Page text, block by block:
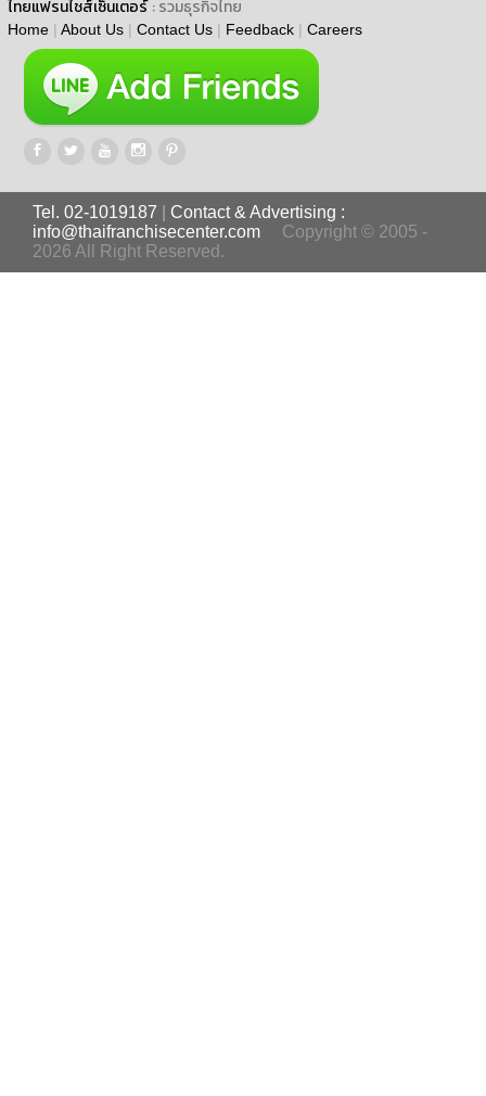
ไทยแฟรนไชส์เซ็นเตอร์ : รวมธุรกิจไทย
Home | About Us | Contact Us | Feedback | Careers
Tel. 02-1019187
Contact & Advertising :
info@thaifranchisecenter.com
Copyright © 2005 -
2026 All Right Reserved.